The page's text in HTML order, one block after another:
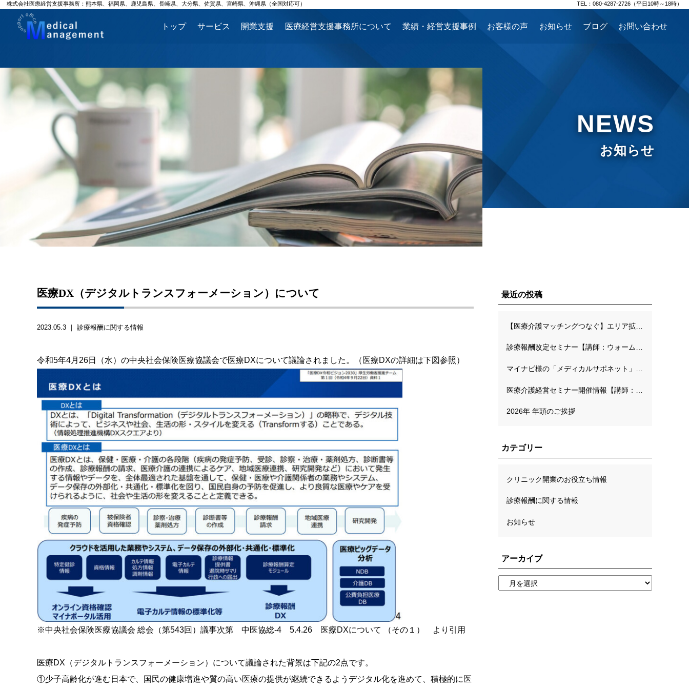
株式会社医療経営支援事務所：熊本県、福岡県、鹿児島県、長崎県、大分県、佐賀県、宮崎県、沖縄県（全国対応可） TEL：080-4287-2726（平日10時～18時）
トップ サービス 開業支援 医療経営支援事務所について 業績・経営支援事例 お客様の声 お知らせ ブログ お問い合わせ
NEWS
お知らせ
医療DX（デジタルトランスフォーメーション）について
2023.05.3 ｜ 診療報酬に関する情報
令和5年4月26日（水）の中央社会保険医療協議会で医療DXについて議論されました。（医療DXの詳細は下図参照）
※中央社会保険医療協議会 総会（第543回）議事次第 中医協総-4 5.4.26 医療DXについて （その１） より引用
医療DX（デジタルトランスフォーメーション）について議論された背景は下記の2点です。
①少子高齢化が進む日本で、国民の健康増進や質の高い医療の提供が継続できるようデジタル化を進めて、積極的に医
最近の投稿
診療報酬改定セミナー【講師：ウォームハーツ長面川先生】
2026年 年頭のご挨拶
カテゴリー
クリニック開業のお役立ち情報
診療報酬に関する情報
お知らせ
アーカイブ